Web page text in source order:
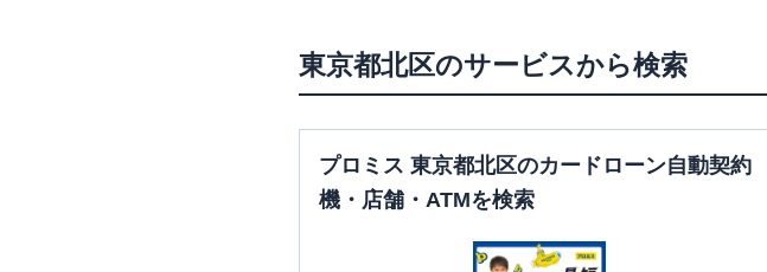
土曜
日祝： -
00
東京都北区のサービスから検索
プロミス 東京都北区のカードローン自動契約
機・店舗・ATMを検索